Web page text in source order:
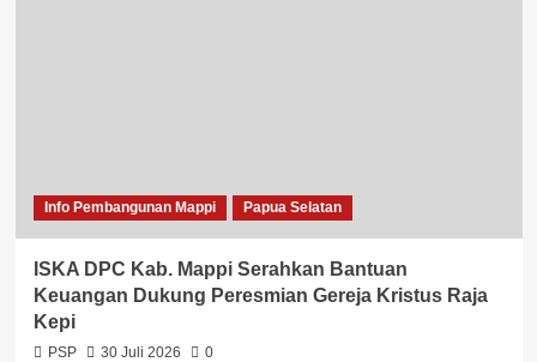
Info Pembangunan Mappi Papua Selatan
ISKA DPC Kab. Mappi Serahkan Bantuan
Keuangan Dukung Peresmian Gereja Kristus Raja
Kepi
PSP 30 Juli 2026 0